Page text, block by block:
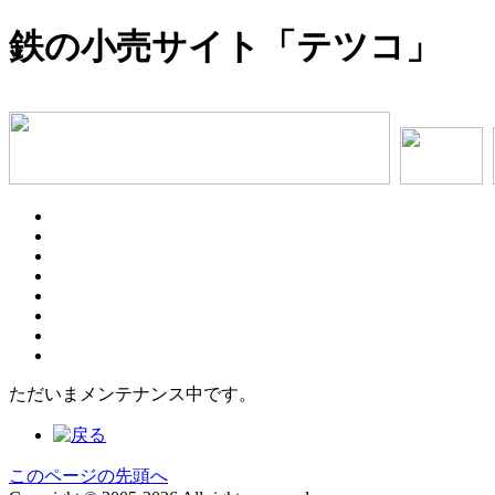
鉄の小売サイト「テツコ」
ただいまメンテナンス中です。
このページの先頭へ